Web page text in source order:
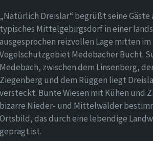
„Natürlich Dreislar“ begrüßt seine Gäste
typisches Mittelgebirgsdorf in einer
ausgesprochen reizvollen Lage mitten im
Vogelschutzgebiet Medebacher Bucht.
Medebach, zwischen dem Linsenberg,
Ziegenberg und dem Rüggen liegt
versteckt. Bunte Wiesen mit Kühen und
bizarre Nieder- und Mittelwälder
Ortsbild, das durch eine lebendige
geprägt ist.